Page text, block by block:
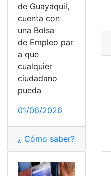
de Guayaquil,
cuenta con
una Bolsa
de Empleo par
a que
cualquier
ciudadano
pueda
01/06/2026
¿ Cómo saber?